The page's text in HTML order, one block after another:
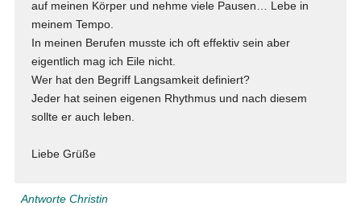
auf meinen Körper und nehme viele Pausen… Lebe in
meinem Tempo.
In meinen Berufen musste ich oft effektiv sein aber
eigentlich mag ich Eile nicht.
Wer hat den Begriff Langsamkeit definiert?
Jeder hat seinen eigenen Rhythmus und nach diesem
sollte er auch leben.
Liebe Grüße
Antworte Christin